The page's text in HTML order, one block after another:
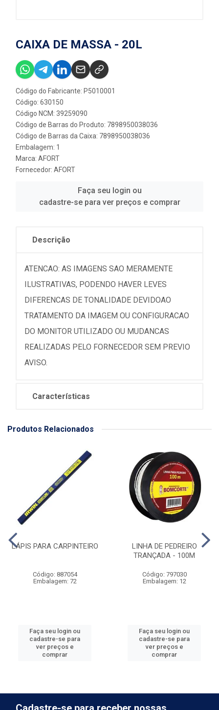
CAIXA DE MASSA - 20L
Código do Fabricante: P5010001
Código: 630150
Código NCM: 39259090
Código de Barras do Produto: 7898950038036
Código de Barras da Caixa: 7898950038036
Embalagem: 1
Marca: AFORT
Fornecedor: AFORT
Faça seu login ou
cadastre-se para ver preços e comprar
Descrição
ATENCAO: AS IMAGENS SAO MERAMENTE
ILUSTRATIVAS, PODENDO HAVER LEVES
DIFERENCAS DE TONALIDADE DEVIDOAO
TRATAMENTO DA IMAGEM OU CONFIGURACAO
DO MONITOR UTILIZADO OU MUDANCAS
REALIZADAS PELO FORNECEDOR SEM PREVIO
AVISO.
Características
Produtos Relacionados
LÁPIS PARA CARPINTEIRO
Código: 887054
Embalagem: 72
Faça seu login ou
cadastre-se para
ver preços e
comprar
LINHA DE PEDREIRO
TRANÇADA - 100M
Código: 797030
Embalagem: 12
Faça seu login ou
cadastre-se para
ver preços e
comprar